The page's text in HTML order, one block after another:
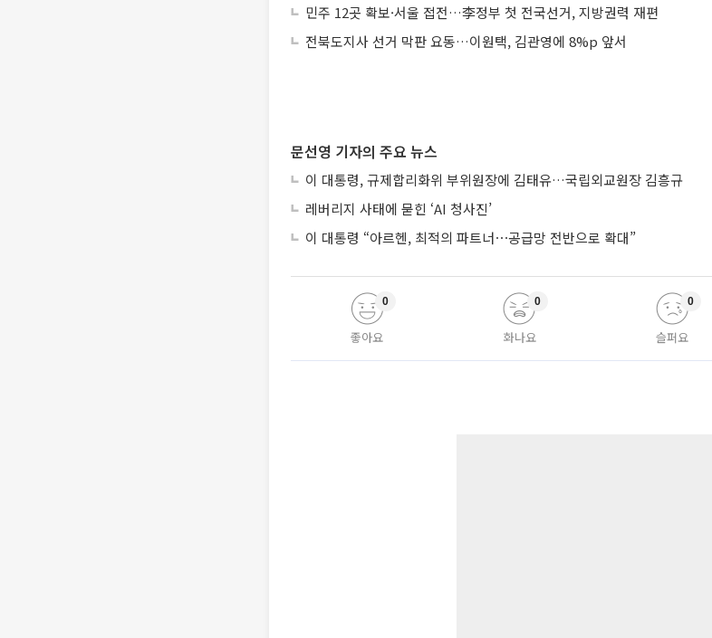
민주 12곳 확보·서울 접전…李정부 첫 전국선거, 지방권력 재편
전북도지사 선거 막판 요동…이원택, 김관영에 8%p 앞서
문선영 기자의 주요 뉴스
이 대통령, 규제합리화위 부위원장에 김태유…국립외교원장 김흥규
레버리지 사태에 묻힌 ‘AI 청사진’
이 대통령 “아르헨, 최적의 파트너⋯공급망 전반으로 확대”
좋아요
0
화나요
0
슬퍼요
0